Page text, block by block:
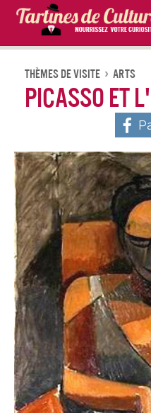
Thèmes De Visite Arts
Picasso et